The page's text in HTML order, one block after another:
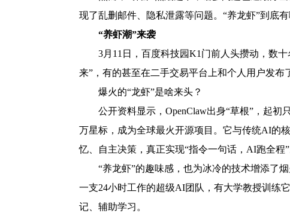
现了乱删邮件、隐私泄露等问题。“养龙虾”到底
“养虾潮”来袭
3月11日，百度科技园K1门前人头攒动，数
来”，有的甚至在二手交易平台上和个人用户发布
爆火的“龙虾”是啥来头？
公开资料显示，OpenClaw出身“草根”，起初
万星标，成为全球最火开源项目。它与传统AI的
忆、自主决策，真正实现“指令一句话，AI跑全程”
“养龙虾”的趣味感，也为冰冷的技术增添了
一支24小时工作的超级AI团队，有大学教授训练
记、辅助学习。